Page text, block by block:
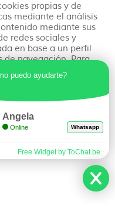
Generales
Legal
propias y de
mediante el análisis
mediante sus
redes sociales y
en base a un perfil
de navegación. Para
nuestra política de
las cookies
aceptarlas de
o rechazar su
Privacidad”.
puedo ayudarte?
Angela
Online Whatsapp
Free Widget by ToChat.be